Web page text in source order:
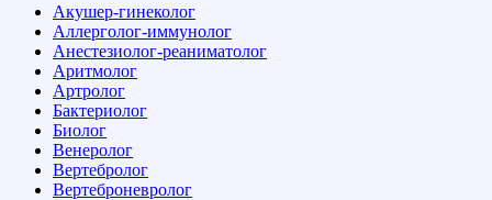
Акушер-гинеколог
Аллерголог-иммунолог
Анестезиолог-реаниматолог
Аритмолог
Артролог
Бактериолог
Биолог
Венеролог
Вертебролог
Вертеброневролог